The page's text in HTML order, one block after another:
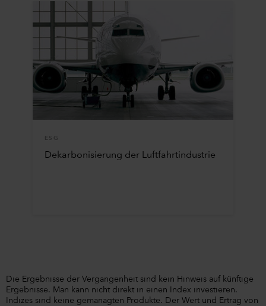
ESG
Dekarbonisierung der Luftfahrtindustrie
Die Ergebnisse der Vergangenheit sind kein Hinweis auf künftige
Ergebnisse. Man kann nicht direkt in einen Index investieren.
Indizes sind keine gemanagten Produkte. Der Wert und Ertrag von